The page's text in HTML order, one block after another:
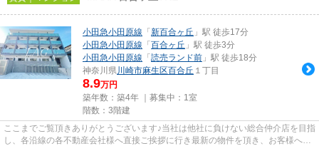
小田急小田原線 「 新百合ヶ丘 」駅 徒歩17分
小田急小田原線 「 百合ヶ丘 」駅 徒歩3分
小田急小田原線 「 読売ランド前 」駅 徒歩18分
神奈川県川崎市麻生区百合丘 １丁目
8.9万円
築年数：築4年 ｜募集中： 1室
階数：3階建
ここまでご覧頂きありがとうございます♪当社は他社に負けない総合仲介店を目指
し、各沿線の各不動産会社様へ直接ご挨拶に行き最新の物件を頂き、お客様へ提